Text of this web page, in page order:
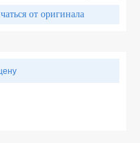
от оригинала